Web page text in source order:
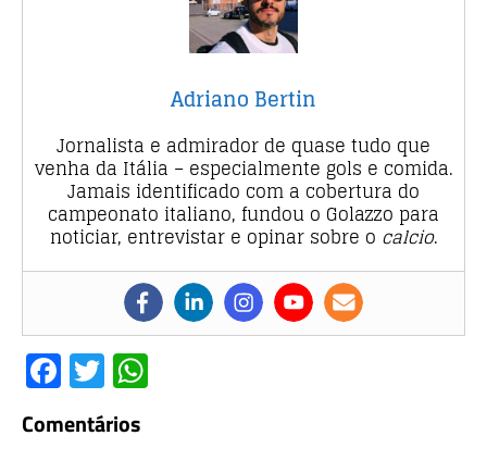
Adriano Bertin
Jornalista e admirador de quase tudo que
venha da Itália – especialmente gols e comida.
Jamais identificado com a cobertura do
campeonato italiano, fundou o Golazzo para
noticiar, entrevistar e opinar sobre o calcio.
F
a
c
T
w
it
Comentários